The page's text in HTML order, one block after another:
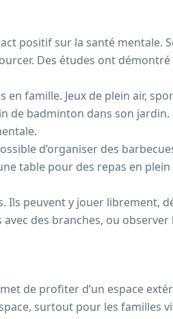
positif sur la santé mentale.
Des études ont
famille. Jeux de plein air,
badminton dans son
d’organiser des
table pour des repas en
Ils peuvent y jouer librement,
des branches, ou
de profiter d’un espace
surtout pour les familles